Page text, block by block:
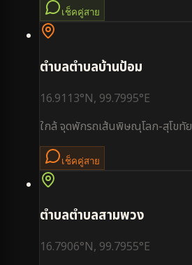
เช็คคู่สาย
ตำบลตำบลบ้านป้อม
16.9113°N, 99.7995°E
ใกล้จุดพักรถเส้นพิษณุโลก-สุโขทัย
เช็คคู่สาย
ตำบลตำบลสามพวง
16.7906°N, 99.7955°E